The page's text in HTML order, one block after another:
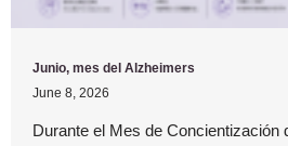
Junio, mes del Alzheimers
June 8, 2026
Durante el Mes de Concientización